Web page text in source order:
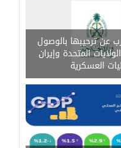
عن ترحيبها بالوصول
المتحدة وإيران
العسكرية